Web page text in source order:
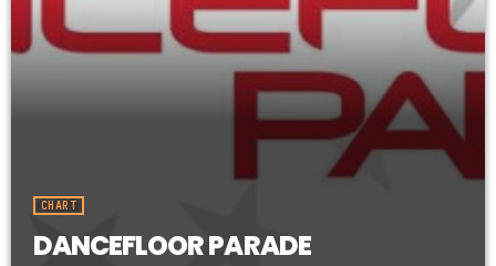
CHART
DANCEFLOOR PARADE